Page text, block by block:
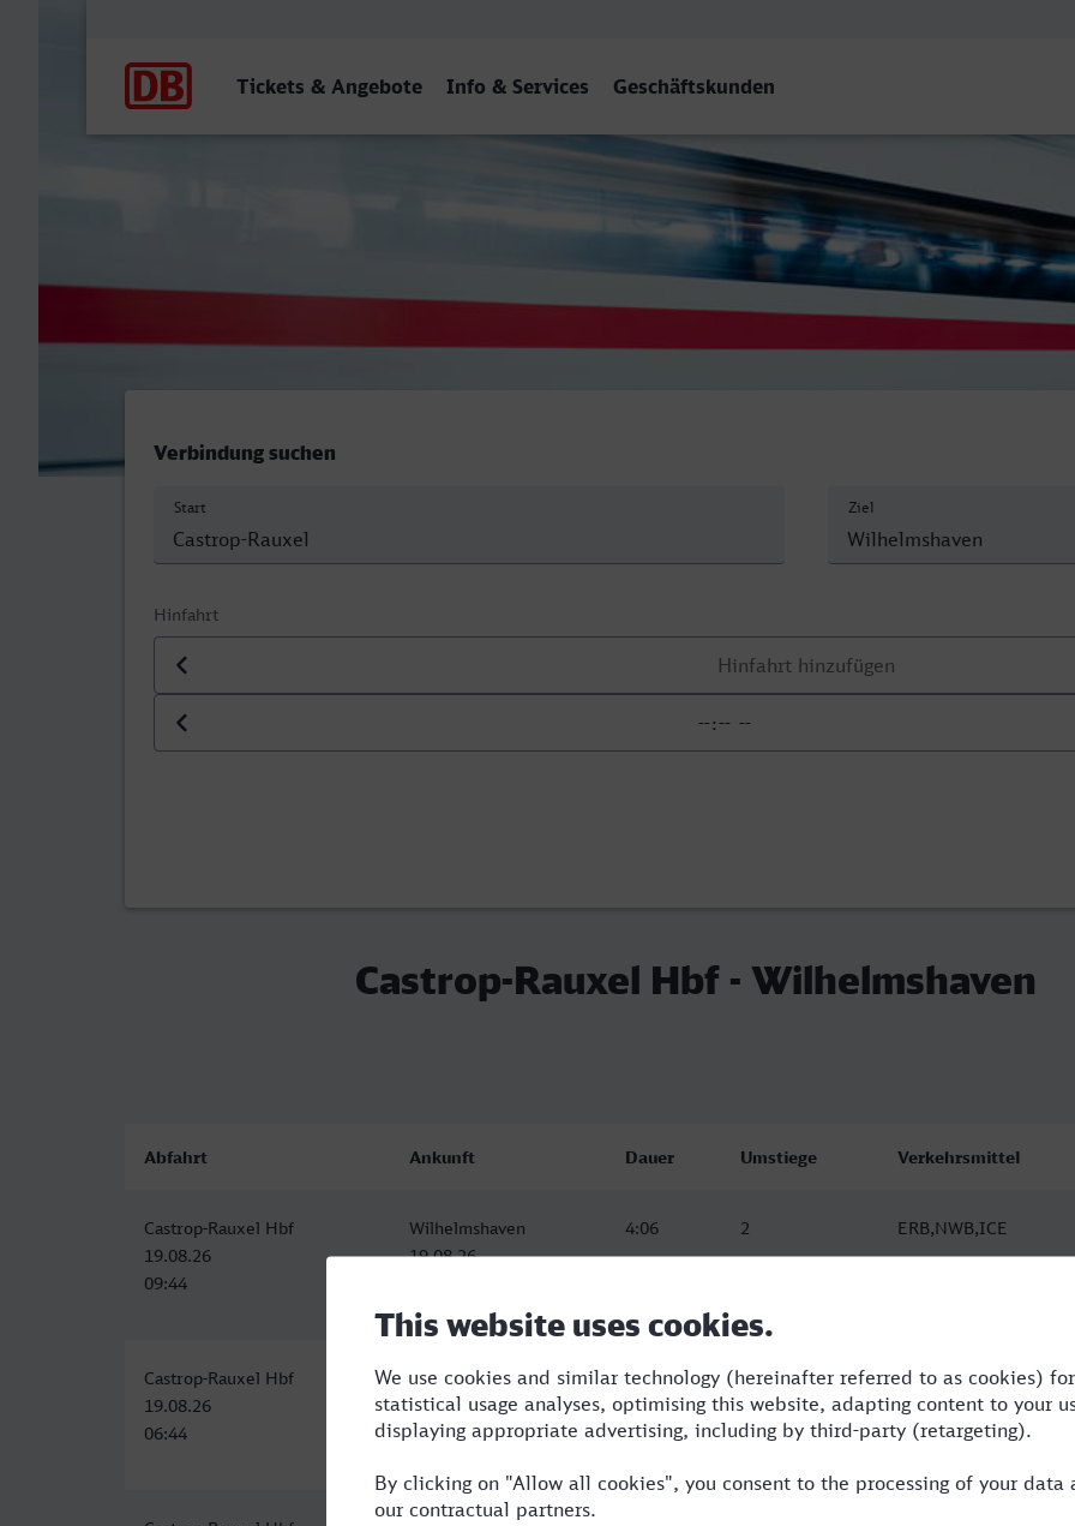
Tickets & Angebote Info & Services Geschäftskunden
Castrop-Rauxel Hbf - Wilhelmshaven
Verbindung suchen
Start Ziel
Hinfahrt
Datum der Hinfahrt
Uhrzeit der Hinfahrt
Castrop-Rauxel Hbf - Wilhelmshaven
Abfahrt Ankunft Dauer Umstiege Verkehrsmittel
Castrop-Rauxel Hbf
19.08.26
09:44
Wilhelmshaven
19.08.26
4:06 2 ERB,NWB,ICE
Castrop-Rauxel Hbf
19.08.26
06:44
Wilhelmshaven
19.08.26
11:21
4:37 2 ERB,NWB,ICE